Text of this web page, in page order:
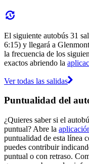
El siguiente autobús 31
6:15) y llegará a
la frecuencia de los
exactos abriendo la
Ver todas las salidas
Puntualidad del
¿Quieres saber si el
puntual? Abre la
puntualidad de esta línea
puedes contribuir
puntual o con retraso.